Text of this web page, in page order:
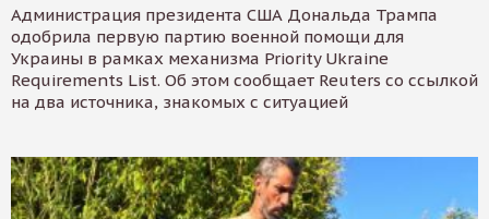
Администрация президента США Дональда Трампа
одобрила первую партию военной помощи для
Украины в рамках механизма Priority Ukraine
Requirements List. Об этом сообщает Reuters со ссылкой
на два источника, знакомых с ситуацией